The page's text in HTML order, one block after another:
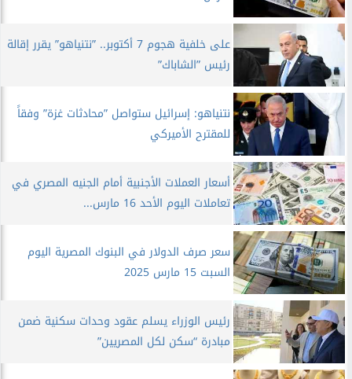
على خلفية هجوم 7 أكتوبر.. ”نتنياهو” يقرر إقالة
رئيس ”الشاباك”
نتنياهو: إسرائيل ستواصل ”محادثات غزة” وفقاً
للمقترح الأميركي
أسعار العملات الأجنبية أمام الجنيه المصري في
تعاملات اليوم الأحد 16 مارس...
سعر صرف الدولار في البنوك المصرية اليوم
السبت 15 مارس 2025
رئيس الوزراء يسلم عقود وحدات سكنية ضمن
مبادرة “سكن لكل المصريين”